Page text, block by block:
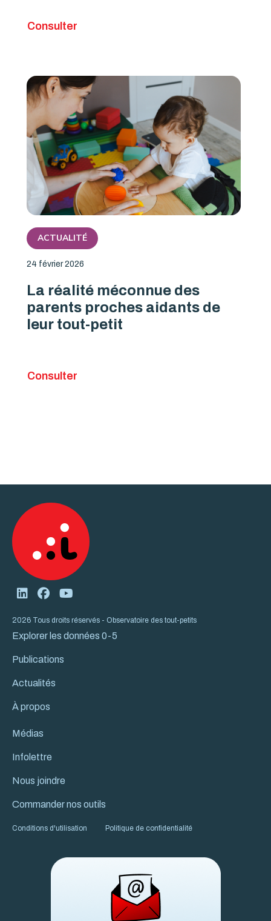
Consulter
ACTUALITÉ
24 février 2026
La réalité méconnue des
parents proches aidants de
leur tout-petit
Consulter
2026 Tous droits réservés - Observatoire des tout-petits
Explorer les données 0-5
Publications
Actualités
À propos
Médias
Infolettre
Nous joindre
Commander nos outils
Conditions d'utilisation Politique de confidentialité